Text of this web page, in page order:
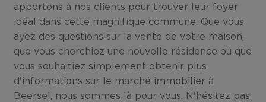
apportons à nos clients pour trouver leur foyer
idéal dans cette magnifique commune. Que vous
ayez des questions sur la vente de votre maison,
que vous cherchiez une nouvelle résidence ou que
vous souhaitiez simplement obtenir plus
d'informations sur le marché immobilier à
Beersel, nous sommes là pour vous. N'hésitez pas